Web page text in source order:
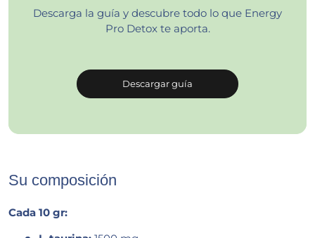
Descarga la guía y descubre todo lo que Energy
Pro Detox te aporta.
Descargar guía
Su composición
Cada 10 gr: